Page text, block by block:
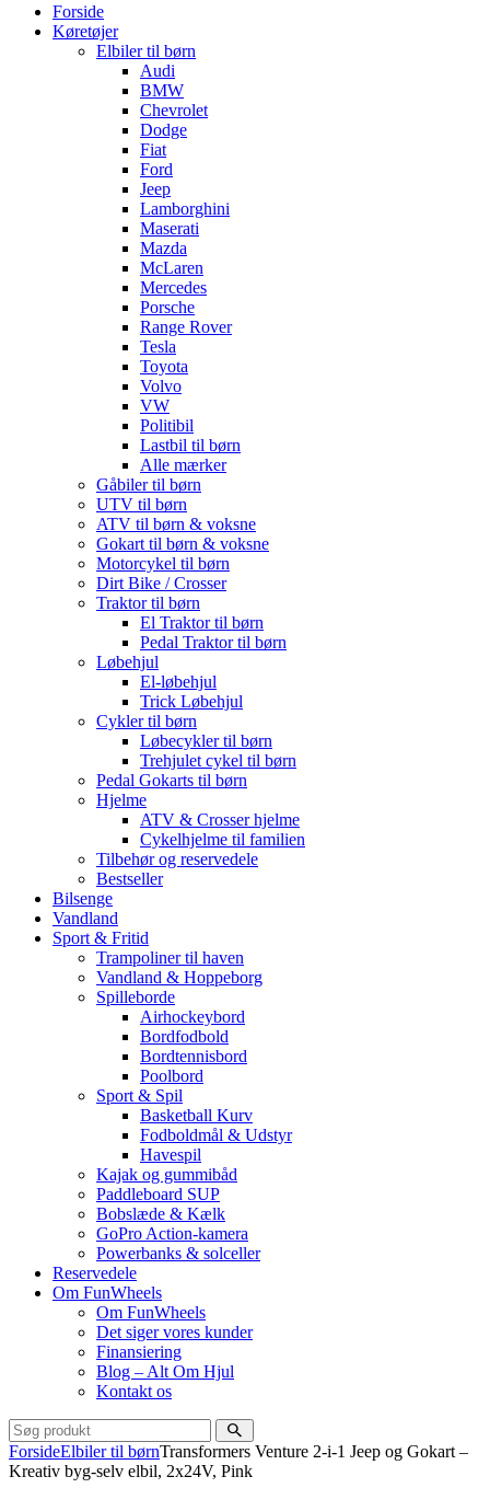
Forside
Køretøjer
Elbiler til børn
Audi
BMW
Chevrolet
Dodge
Fiat
Ford
Jeep
Lamborghini
Maserati
Mazda
McLaren
Mercedes
Porsche
Range Rover
Tesla
Toyota
Volvo
VW
Politibil
Lastbil til børn
Alle mærker
Gåbiler til børn
UTV til børn
ATV til børn & voksne
Gokart til børn & voksne
Motorcykel til børn
Dirt Bike / Crosser
Traktor til børn
El Traktor til børn
Pedal Traktor til børn
Løbehjul
El-løbehjul
Trick Løbehjul
Cykler til børn
Løbecykler til børn
Trehjulet cykel til børn
Pedal Gokarts til børn
Hjelme
ATV & Crosser hjelme
Cykelhjelme til familien
Tilbehør og reservedele
Bestseller
Bilsenge
Vandland
Sport & Fritid
Trampoliner til haven
Vandland & Hoppeborg
Spilleborde
Airhockeybord
Bordfodbold
Bordtennisbord
Poolbord
Sport & Spil
Basketball Kurv
Fodboldmål & Udstyr
Havespil
Kajak og gummibåd
Paddleboard SUP
Bobslæde & Kælk
GoPro Action-kamera
Powerbanks & solceller
Reservedele
Om FunWheels
Om FunWheels
Det siger vores kunder
Finansiering
Blog – Alt Om Hjul
Kontakt os
ForsideElbiler til børnTransformers Venture 2-i-1 Jeep og Gokart –
Kreativ byg-selv elbil, 2x24V, Pink